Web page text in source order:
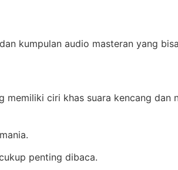
kumpulan audio masteran yang
ciri khas suara kencang dan
penting dibaca.